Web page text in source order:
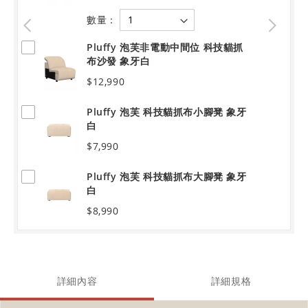
數量：
Pluffy 泡芙非電動中間位 科技貓抓
布沙發 象牙白
$12,990
Pluffy 泡芙 科技貓抓布小腳凳 象牙
白
$7,990
Pluffy 泡芙 科技貓抓布大腳凳 象牙
白
$8,990
詳細內容 詳細規格